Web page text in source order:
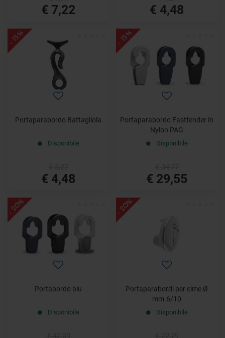
€ 7,22 € 4,48
- 15%
Portaparabordo Battagliola
Disponibile
€ 4,48
- 15%
Portaparabordo Fastfender in
Nylon PAG
Disponibile
€ 29,55
- 20%
Portabordo blu
Disponibile
- 20%
Portaparabordi per cime Ø
mm.6/10
Disponibile